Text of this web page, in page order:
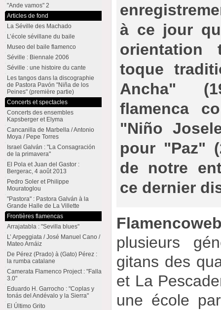
à ce jour
orientation
toque
Ancha"
flamenca
"Niño
pour "Paz"
de notre
ce dernier
plusieurs
gitans des
et La
une école
"Ande vamos" 2
Articles de fond
La Séville des Machado
L’école sévillane du baile
Museo del baile flamenco
Séville : Biennale 2006
Séville : une histoire du cante
Les tangos dans la discographie
de Pastora Pavón "Niña de los
Peines" (première partie)
Concerts et spectacles
Concerts des ensembles
Kapsberger et Elyma
Cancanilla de Marbella / Antonio
Moya / Pepe Torres
Israel Galván : "La Consagración
de la primavera"
El Pola et Juan del Gastor :
Bergerac, 4 août 2013
Pedro Soler et Philippe
Mouratoglou
"Pastora" : Pastora Galván à la
Grande Halle de La Villette
Frontières flamencas
Arrajatabla : "Sevilla blues"
L’ Arpeggiata / José Manuel Cano /
Mateo Arnáiz
De Pérez (Prado) à (Gato) Pérez :
la rumba catalane
Camerata Flamenco Project : "Falla
3.0"
Eduardo H. Garrocho : "Coplas y
tonás del Andévalo y la Sierra"
El Último Grito